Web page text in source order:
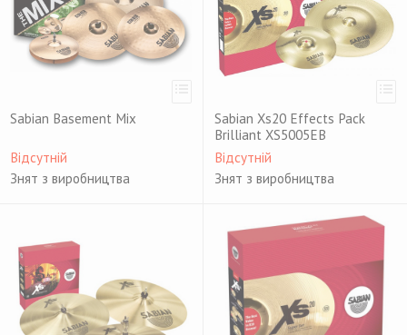
Sabian Basement Mix
Відсутній
Знят з виробництва
Sabian Xs20 Effects Pack
Brilliant XS5005EB
Відсутній
Знят з виробництва